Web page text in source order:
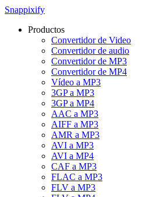
Snappixify
Productos
Convertidor de Video
Convertidor de audio
Convertidor de MP3
Convertidor de MP4
Vídeo a MP3
3GP a MP3
3GP a MP4
AAC a MP3
AIFF a MP3
AMR a MP3
AVI a MP3
AVI a MP4
CAF a MP3
FLAC a MP3
FLV a MP3